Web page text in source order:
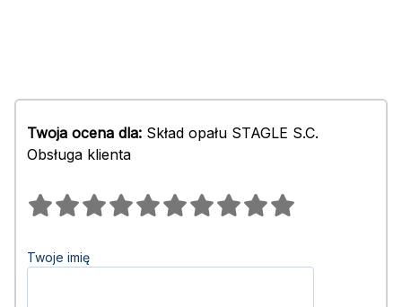
Twoja ocena dla: Skład opału STAGLE S.C.
Obsługa klienta
Twoje imię